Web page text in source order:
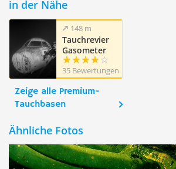
in der Nähe
148 m
Tauchrevier
Gasometer
Duisburg
35 Bewertungen
Zeige alle Premium-
Tauchbasen
Ähnliche Fotos